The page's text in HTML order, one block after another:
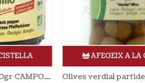
Cogombrets àcids 350gr CAMPOMAR
AFEGEIX A LA CISTELLA